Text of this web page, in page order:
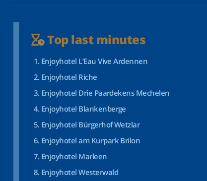
Top last minutes
Enjoyhotel L’Eau Vive Ardennen
Enjoyhotel Riche
Enjoyhotel Drie Paardekens Mechelen
Enjoyhotel Blankenberge
Enjoyhotel Bürgerhof Wetzlar
Enjoyhotel am Kurpark Brilon
Enjoyhotel Marleen
Enjoyhotel Westerwald